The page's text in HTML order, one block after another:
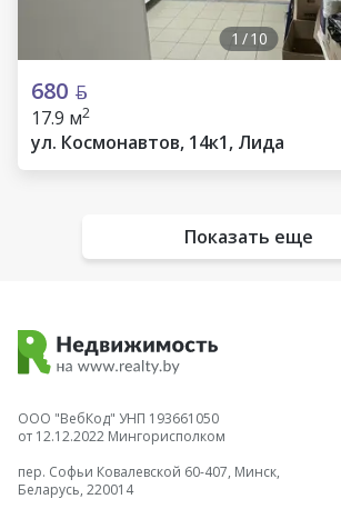
1 /10
680
17.9 м2
ул. Космонавтов, 14к1, Лида
Показать еще
ООО "ВебКод" УНП 193661050
от 12.12.2022 Мингорисполком
пер. Софьи Ковалевской 60-407, Минск,
Беларусь, 220014